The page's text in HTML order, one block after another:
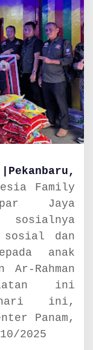
Family
Jaya
sosialnya
sosial dan
anak
Rahman
ini
hari ini,
Panam,
2025